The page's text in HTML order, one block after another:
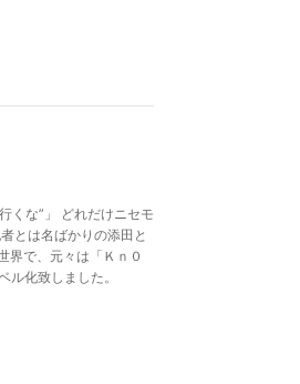
くな”」 どれだけニセモ
とは名ばかりの添田と
界で、元々は「Ｋｎ０
ル化致しました。